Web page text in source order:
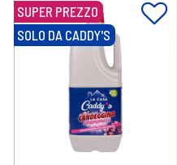
SUPER PREZZO
SOLO DA CADDY'S